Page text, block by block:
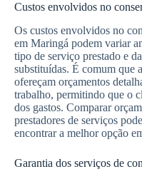
Custos envolvidos no
Os custos envolvidos no
em Maringá podem variar
tipo de serviço prestado e
substituídas. É comum que
ofereçam orçamentos
trabalho, permitindo que o
dos gastos. Comparar
prestadores de serviços
encontrar a melhor opção
Garantia dos serviços de